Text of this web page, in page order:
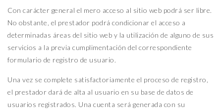
Con carácter general el mero acceso al sitio web podrá ser libre.
No obstante, el prestador podrá condicionar el acceso a
determinadas áreas del sitio web y la utilización de alguno de sus
servicios a la previa cumplimentación del correspondiente
formulario de registro de usuario.
Una vez se complete satisfactoriamente el proceso de registro,
el prestador dará de alta al usuario en su base de datos de
usuarios registrados. Una cuenta será generada con su